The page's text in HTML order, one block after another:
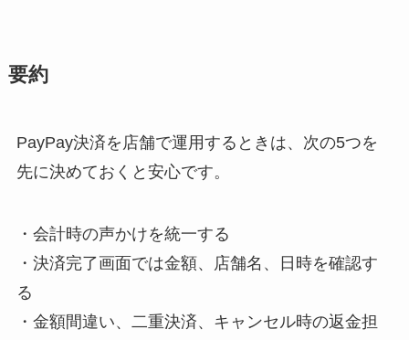
要約
PayPay決済を店舗で運用するときは、次の5つを
先に決めておくと安心です。
・会計時の声かけを統一する
・決済完了画面では金額、店舗名、日時を確認す
る
・金額間違い、二重決済、キャンセル時の返金担